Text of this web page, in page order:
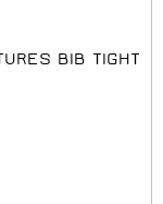
BIB TIGHT